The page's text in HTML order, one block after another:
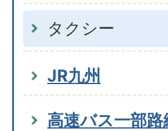
タクシー
JR九州
高速バス一部